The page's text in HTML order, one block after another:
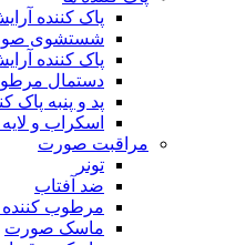
پاک کننده
شستشوی
پاک کننده
دستمال
پد و پنبه پاک
اسکراب و
مراقبت صورت
تونر
ضد آفتاب
مرطوب کننده
ماسک صورت